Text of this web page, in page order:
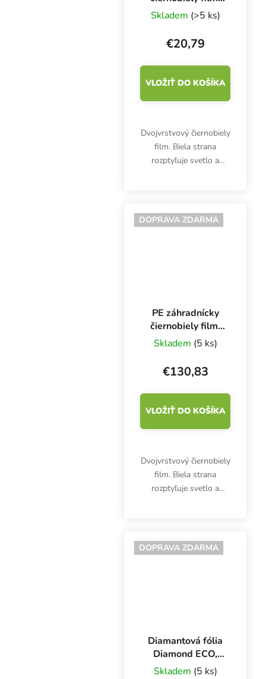
kotúč 2x 10 m
Skladem (>5 ks)
€20,79
VLOŽIŤ DO KOŠÍKA
Dvojvrstvový čiernobiely
film. Biela strana
rozptyľuje svetlo a
Rolka je široká 2 m a
dlhá 10 m.
DOPRAVA ZDARMA
PE záhradnícky
čiernobiely film,
kotúč 2x 100 m
Skladem (5 ks)
€130,83
VLOŽIŤ DO KOŠÍKA
Dvojvrstvový čiernobiely
film. Biela strana
rozptyľuje svetlo a
Rolka je široká 2 m a
dlhá 100 m.
DOPRAVA ZDARMA
Diamantová fólia
Diamond ECO,
rolka 1,25x 100 m
Skladem (5 ks)